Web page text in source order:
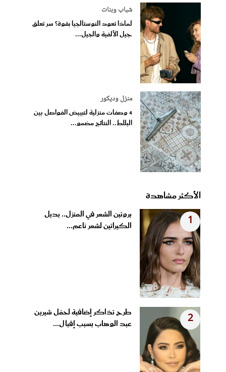
شباب وبنات
لماذا تعود النوستالجيا بقوة؟ سر تعلق
جيل الألفية والجيل...
منزل وديكور
4 وصفات منزلية لتبييض الفواصل بين
البلاط.. النتائج مضمو...
الأكثر مشاهدة
1
بروتين الشعر في المنزل.. بديل
الكيراتين لشعر ناعم...
2
طرح تذاكر إضافية لحفل شيرين
عبد الوهاب بسبب إقبال...